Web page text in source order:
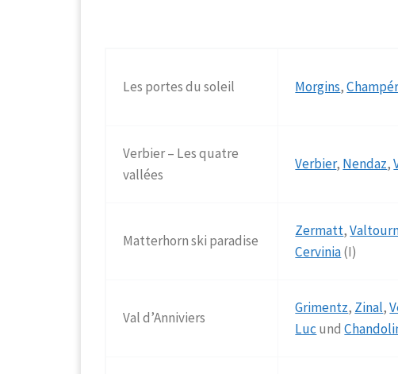
Les portes du soleil Morgins,
Verbier – Les quatre
vallées
Verbier, Nendaz,
Matterhorn ski paradise
Zermatt,
Cervinia(I)
Val d’Anniviers
Grimentz, Zinal,
Luc und